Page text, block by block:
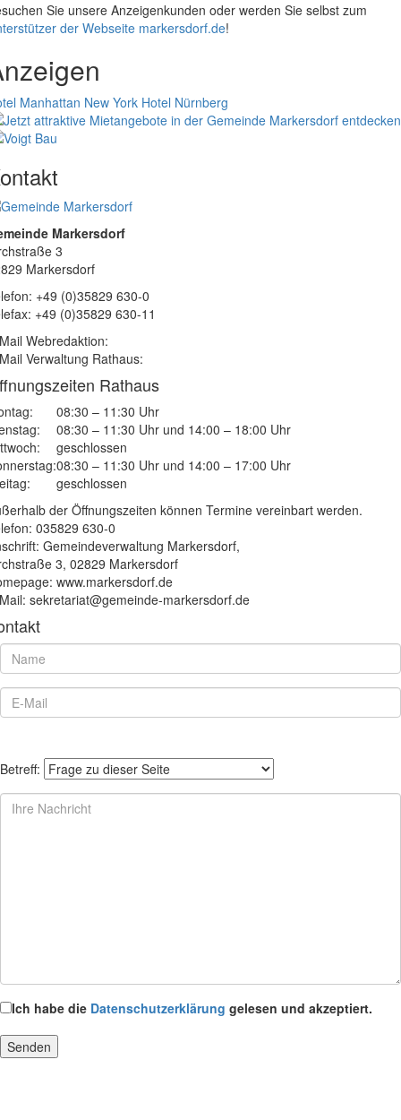
Sie unsere Anzeigenkunden oder werden Sie selbst zum
der Webseite markersdorf.de!
Manhattan New York Hotel Nürnberg
Markersdorf
3
Markersdorf
+49 (0)35829 630-0
+49 (0)35829 630-11
Webredaktion:
Verwaltung Rathaus:
Rathaus
08:30 – 11:30 Uhr
08:30 – 11:30 Uhr und 14:00 – 18:00 Uhr
geschlossen
08:30 – 11:30 Uhr und 14:00 – 17:00 Uhr
geschlossen
der Öffnungszeiten können Termine vereinbart werden.
035829 630-0
Gemeindeverwaltung Markersdorf,
3, 02829 Markersdorf
www.markersdorf.de
sekretariat@gemeinde-markersdorf.de
Betreff:
Ich habe die Datenschutzerklärung gelesen und akzeptiert.